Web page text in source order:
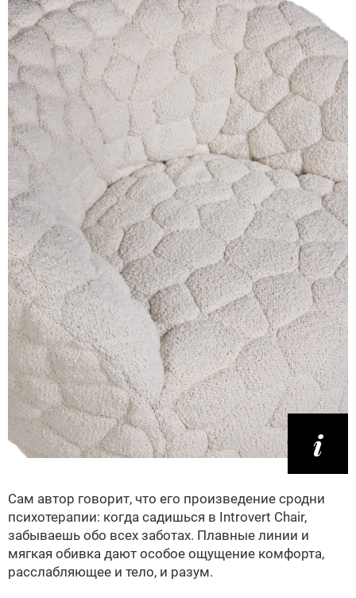
Сам автор говорит, что его произведение сродни
психотерапии: когда садишься в Introvert Chair,
забываешь обо всех заботах. Плавные линии и
мягкая обивка дают особое ощущение комфорта,
расслабляющее и тело, и разум.